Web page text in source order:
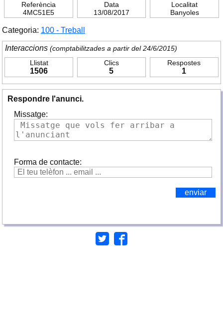
Referència
4MC51E5
Data
13/08/2017
Localitat
Banyoles
Categoria: 100 - Treball
Interaccions (comptabilitzades a partir del 24/6/2015)
Llistat
1506
Clics
5
Respostes
1
Respondre l'anunci.
Missatge:
Forma de contacte: